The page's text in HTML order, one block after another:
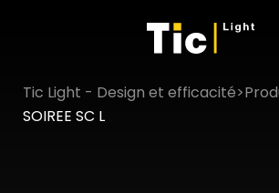
Tic Light - Design et efficacité>
SOIREE SC L